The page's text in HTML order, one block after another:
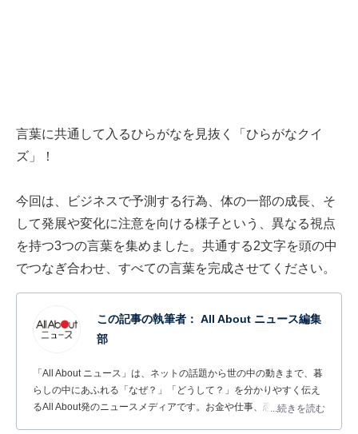
言葉に共通して入るひらがなを見抜く「ひらがなクイ
ズ」！
今回は、ビジネスで予測する行為、体の一部の成長、そ
して発展や変化に注意を向ける様子という、異なる視点
を持つ3つの言葉を集めました。共通する2文字を頭の中
でつなぎ合わせ、すべての言葉を完成させてください。
この記事の執筆者： All About ニュース編集
部
「All About ニュース」は、ネットの話題から世の中の動きまで、暮
らしの中にあふれる「なぜ？」「どうして？」を分かりやすく伝え
るAll About発のニュースメディアです。お金や仕事、恋愛、ITに関
...続きを読む